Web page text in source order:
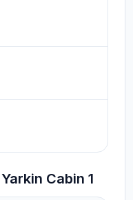
Cabin 1